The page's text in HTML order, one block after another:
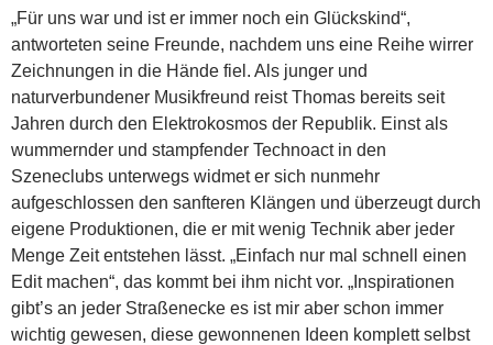
„Für uns war und ist er immer noch ein Glückskind“,
antworteten seine Freunde, nachdem uns eine Reihe wirrer
Zeichnungen in die Hände fiel. Als junger und
naturverbundener Musikfreund reist Thomas bereits seit
Jahren durch den Elektrokosmos der Republik. Einst als
wummernder und stampfender Technoact in den
Szeneclubs unterwegs widmet er sich nunmehr
aufgeschlossen den sanfteren Klängen und überzeugt durch
eigene Produktionen, die er mit wenig Technik aber jeder
Menge Zeit entstehen lässt. „Einfach nur mal schnell einen
Edit machen“, das kommt bei ihm nicht vor. „Inspirationen
gibt’s an jeder Straßenecke es ist mir aber schon immer
wichtig gewesen, diese gewonnenen Ideen komplett selbst